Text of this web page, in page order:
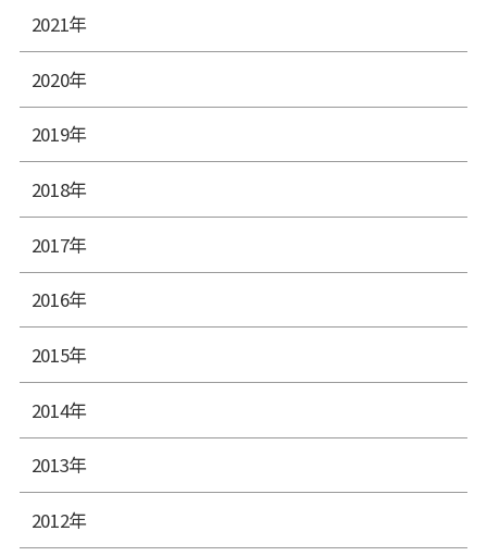
2021年
2020年
2019年
2018年
2017年
2016年
2015年
2014年
2013年
2012年